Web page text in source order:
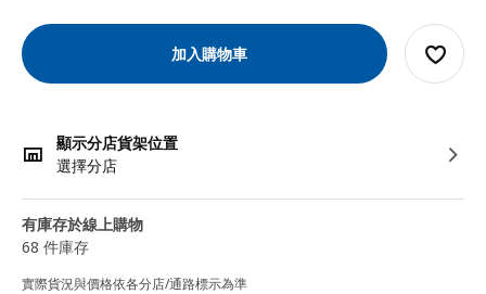
加入購物車
顯示分店貨架位置
選擇分店
有庫存於線上購物
68 件庫存
實際貨況與價格依各分店/通路標示為準